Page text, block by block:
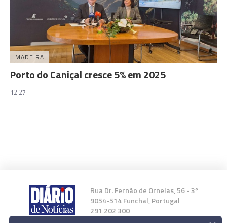
MADEIRA
Porto do Caniçal cresce 5% em 2025
12:27
Rua Dr. Fernão de Ornelas, 56 - 3º
9054-514 Funchal, Portugal
291 202 300